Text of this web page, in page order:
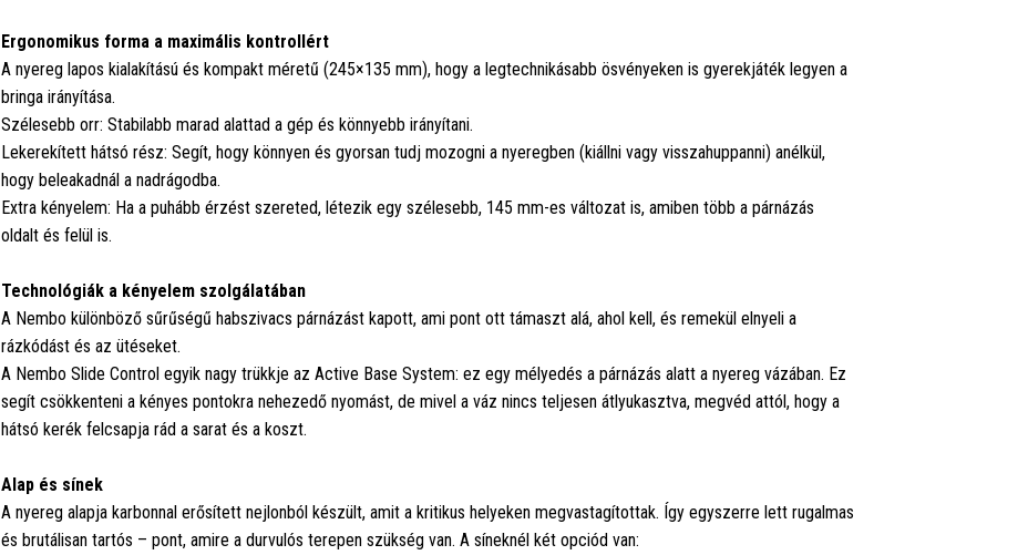
Ergonomikus forma a maximális kontrollért
A nyereg lapos kialakítású és kompakt méretű (245×135 mm), hogy a legtechnikásabb ösvényeken is gyerekjáték legyen a
bringa irányítása.
Szélesebb orr: Stabilabb marad alattad a gép és könnyebb irányítani.
Lekerekített hátsó rész: Segít, hogy könnyen és gyorsan tudj mozogni a nyeregben (kiállni vagy visszahuppanni) anélkül,
hogy beleakadnál a nadrágodba.
Extra kényelem: Ha a puhább érzést szereted, létezik egy szélesebb, 145 mm-es változat is, amiben több a párnázás
oldalt és felül is.
Technológiák a kényelem szolgálatában
A Nembo különböző sűrűségű habszivacs párnázást kapott, ami pont ott támaszt alá, ahol kell, és remekül elnyeli a
rázkódást és az ütéseket.
A Nembo Slide Control egyik nagy trükkje az Active Base System: ez egy mélyedés a párnázás alatt a nyereg vázában. Ez
segít csökkenteni a kényes pontokra nehezedő nyomást, de mivel a váz nincs teljesen átlyukasztva, megvéd attól, hogy a
hátsó kerék felcsapja rád a sarat és a koszt.
Alap és sínek
A nyereg alapja karbonnal erősített nejlonból készült, amit a kritikus helyeken megvastagítottak. Így egyszerre lett rugalmas
és brutálisan tartós – pont, amire a durvulós terepen szükség van. A síneknél két opciód van: